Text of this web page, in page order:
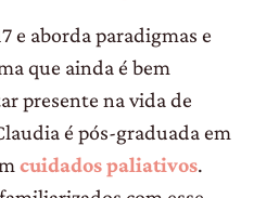
e aborda paradigmas e
que ainda é bem
presente na vida de
é pós-graduada em
cuidados paliativos.